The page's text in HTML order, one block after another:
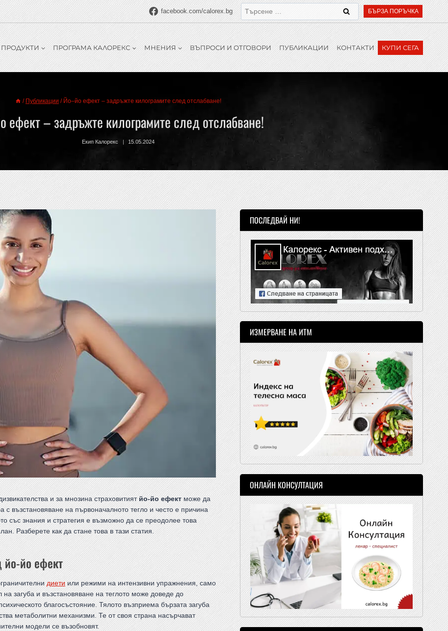
facebook.com/calorex.bg БЪРЗА ПОРЪЧКА
ПРОДУКТИ ПРОГРАМА КАЛОРЕКС МНЕНИЯ ВЪПРОСИ И ОТГОВОРИ ПУБЛИКАЦИИ КОНТАКТИ КУПИ СЕГА
/ Публикации / Йо–йо ефект – задръжте килограмите след отслабване!
ефект – задръжте килограмите след отслабване!
Екип Калорекс 15.05.2024
и за мнозина страховитиятйо-йо ефектможе да
възстановяване на първоначалното тегло и често е причина
със знания и стратегия е възможно да се преодолее това
Разберете как да стане това в тази статия.
йо-йо ефект
диетиили режими на интензивни упражнения, само
загуба и възстановяване на теглото може доведе до
благосъстояние. Тялото възприема бързата загуба
метаболитни механизми. Те от своя страна насърчават
модели се възобновят.
ПОСЛЕДВАЙ НИ!
ИЗМЕРВАНЕ НА ИТМ
ОНЛАЙН КОНСУЛТАЦИЯ